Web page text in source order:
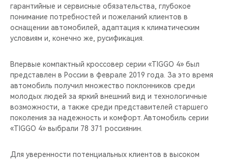
гарантийные и сервисные обязательства, глубокое
понимание потребностей и пожеланий клиентов в
оснащении автомобилей, адаптация к климатическим
условиям и, конечно же, русификация.
Впервые компактный кроссовер серии «TIGGO 4» был
представлен в России в феврале 2019 года. За это время
автомобиль получил множество поклонников среди
молодых людей за яркий внешний вид и технологичные
возможности, а также среди представителей старшего
поколения за надежность и комфорт. Автомобиль серии
«TIGGO 4» выбрали 78 371 россиянин.
Для уверенности потенциальных клиентов в высоком